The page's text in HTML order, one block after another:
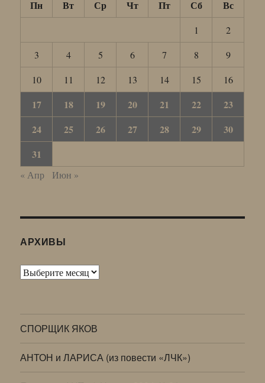
Пн Вт Ср Чт Пт Сб Вс
1
2
3
4 5 6 7 8
9
10
11 12 13 14 15 16
17 18 19 20 21 22
23
24
25 26 27 28 29
30
31
« Апр Июн »
АРХИВЫ
Архивы
СПОРЩИК ЯКОВ
АНТОН и ЛАРИСА (из повести «ЛЧК»)